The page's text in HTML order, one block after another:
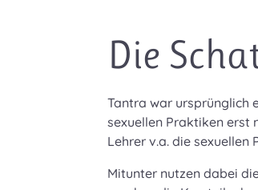
Die
Tantra war ursprünglich
sexuellen Praktiken erst
Lehrer v.a. die sexuellen
Mitunter nutzen dabei